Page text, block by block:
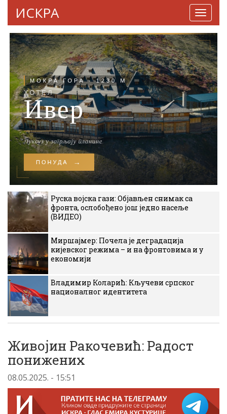
ИСКРА
Руска војска гази: Објављен снимак са
фронта, ослобођено још једно насеље
(ВИДЕО)
Миршајмер: Почела је деградација
кијевског режима – и на фронтовима и у
економији
Владимир Коларић: Кључеви српског
националног идентитета
Живојин Ракочевић: Радост
понижених
08.05.2025. - 15:51